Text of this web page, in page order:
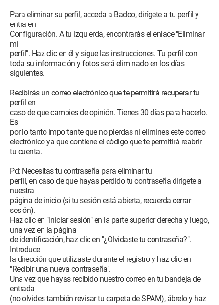
Para eliminar su perfil, acceda a Badoo, dirígete a tu perfil y
entra en
Configuración. A tu izquierda, encontrarás el enlace "Eliminar
mi
perfil". Haz clic en él y sigue las instrucciones. Tu perfil con
toda su información y fotos será eliminado en los días
siguientes.
Recibirás un correo electrónico que te permitirá recuperar tu
perfil en
caso de que cambies de opinión. Tienes 30 días para hacerlo.
Es
por lo tanto importante que no pierdas ni elimines este correo
electrónico ya que contiene el código que te permitirá reabrir
tu cuenta.
Pd: Necesitas tu contraseña para eliminar tu
perfil, en caso de que hayas perdido tu contraseña dirígete a
nuestra
página de inicio (si tu sesión está abierta, recuerda cerrar
sesión).
Haz clic en "Iniciar sesión" en la parte superior derecha y luego,
una vez en la página
de identificación, haz clic en "¿Olvidaste tu contraseña?".
Introduce
la dirección que utilizaste durante el registro y haz clic en
"Recibir una nueva contraseña".
Una vez que hayas recibido nuestro correo en tu bandeja de
entrada
(no olvides también revisar tu carpeta de SPAM), ábrelo y haz